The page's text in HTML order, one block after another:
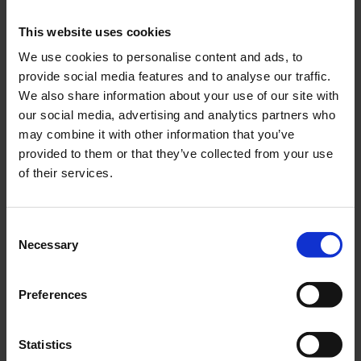
This website uses cookies
We use cookies to personalise content and ads, to
provide social media features and to analyse our traffic.
We also share information about your use of our site with
our social media, advertising and analytics partners who
may combine it with other information that you’ve
provided to them or that they’ve collected from your use
of their services.
Necessary
Preferences
Statistics
Packningsats Casal
CAP001-03-78-101
249KR
Lameller Zundapp &
Casal
01-12-203
249KR